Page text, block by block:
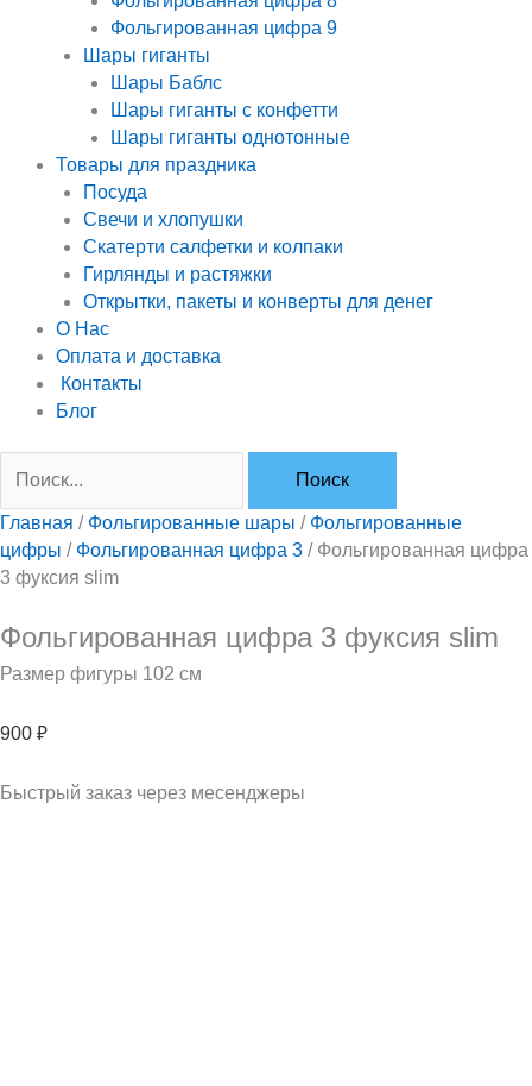
Фольгированная цифра 9
Шары гиганты
Шары Баблс
Шары гиганты с конфетти
Шары гиганты однотонные
Товары для праздника
Посуда
Свечи и хлопушки
Скатерти салфетки и колпаки
Гирлянды и растяжки
Открытки, пакеты и конверты для денег
О Нас
Оплата и доставка
Контакты
Блог
Главная / Фольгированные шары / Фольгированные
цифры / Фольгированная цифра 3 / Фольгированная цифра
3 фуксия slim
Фольгированная цифра 3 фуксия slim
Размер фигуры 102 см
900 ₽
Быстрый заказ через месенджеры